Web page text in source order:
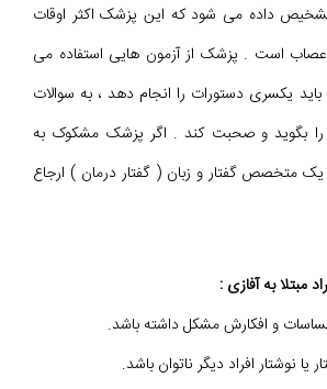
داده می شود که این پزشک اکثر اوقات
است . پزشک از آزمون هایی استفاده می
یکسری دستورات را انجام دهد ، به سوالات
را بگوید و صحبت کند . اگر پزشک مشکوک به
یک متخصص گفتار و زبان ( گفتار درمان ) ارجاع
مبتلا به آفازی :
و افکارش مشکل داشته باشد.
نوشتار افراد دیگر ناتوان باشد.